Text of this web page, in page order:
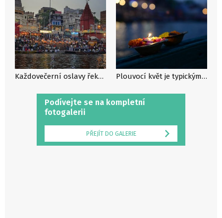
Podívejte se na kompletní
fotogalerii
PŘEJÍT DO GALERIE
Každovečerní oslavy řeky Gangy Plouvocí květ je typickým symbolem obětiny pro svatou řeku Gangu